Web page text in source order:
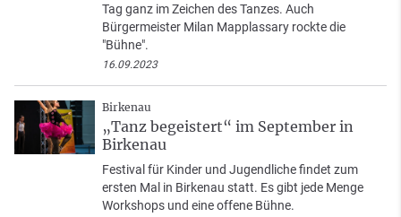
Tag ganz im Zeichen des Tanzes. Auch
Bürgermeister Milan Mapplassary rockte die
"Bühne".
16.09.2023
Birkenau
„Tanz begeistert“ im September in
Birkenau
Festival für Kinder und Jugendliche findet zum
ersten Mal in Birkenau statt. Es gibt jede Menge
Workshops und eine offene Bühne.